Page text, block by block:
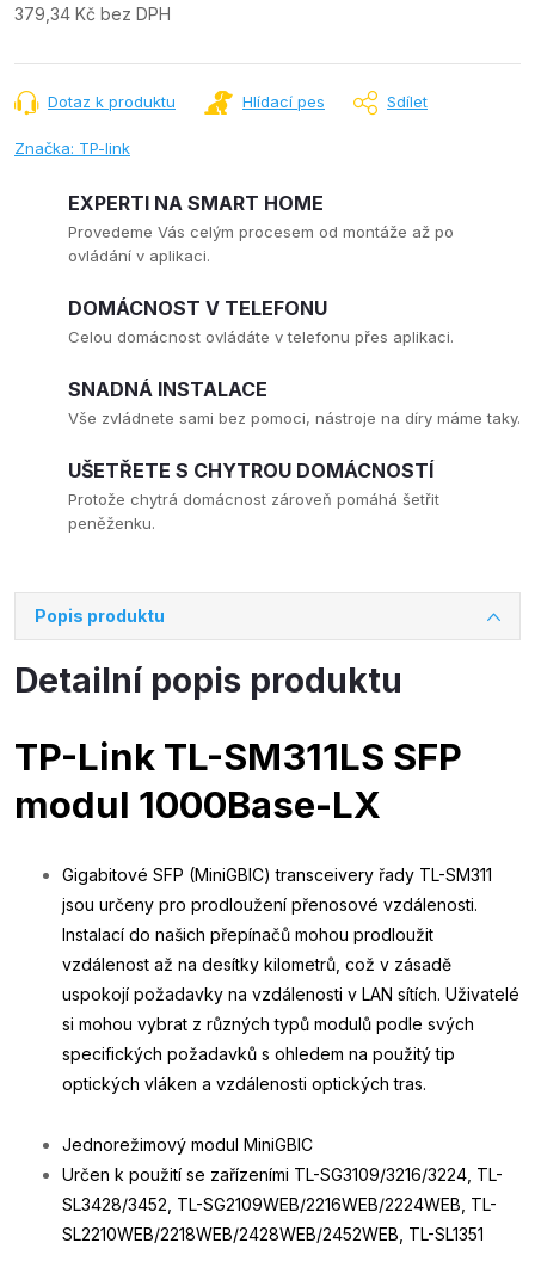
379,34 Kč bez DPH
cena:
Dotaz k produktu Hlídací pes Sdílet
Značka: TP-link
EXPERTI NA SMART HOME
Provedeme Vás celým procesem od montáže až po
ovládání v aplikaci.
DOMÁCNOST V TELEFONU
Celou domácnost ovládáte v telefonu přes aplikaci.
SNADNÁ INSTALACE
Vše zvládnete sami bez pomoci, nástroje na díry máme taky.
UŠETŘETE S CHYTROU DOMÁCNOSTÍ
Protože chytrá domácnost zároveň pomáhá šetřit
peněženku.
Popis produktu
Detailní popis produktu
TP-Link TL-SM311LS SFP
modul 1000Base-LX
Gigabitové SFP (MiniGBIC) transceivery řady TL-SM311
jsou určeny pro prodloužení přenosové vzdálenosti.
Instalací do našich přepínačů mohou prodloužit
vzdálenost až na desítky kilometrů, což v zásadě
uspokojí požadavky na vzdálenosti v LAN sítích. Uživatelé
si mohou vybrat z různých typů modulů podle svých
specifických požadavků s ohledem na použitý tip
optických vláken a vzdálenosti optických tras.
Jednorežimový modul MiniGBIC
Určen k použití se zařízeními TL-SG3109/3216/3224, TL-
SL3428/3452, TL-SG2109WEB/2216WEB/2224WEB, TL-
SL2210WEB/2218WEB/2428WEB/2452WEB, TL-SL1351